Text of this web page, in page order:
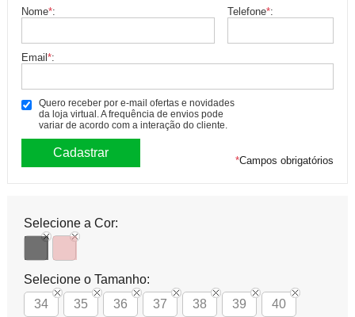
Nome*: Telefone*:
Email*:
Quero receber por e-mail ofertas e novidades
da loja virtual. A frequência de envios pode
variar de acordo com a interação do cliente.
*Campos obrigatórios
Selecione a Cor:
Selecione o Tamanho:
34
35 36 37 38 39 40